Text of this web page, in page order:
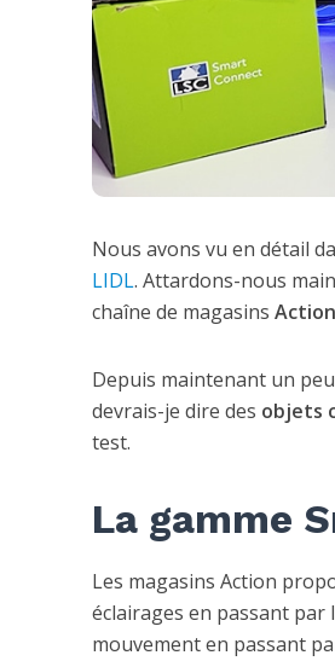
Nous avons vu en détail
LIDL. Attardons-nous
chaîne de magasins Action
Depuis maintenant un peu
devrais-je dire des objets
test.
La gamme
Les magasins Action
éclairages en passant par
mouvement en passant